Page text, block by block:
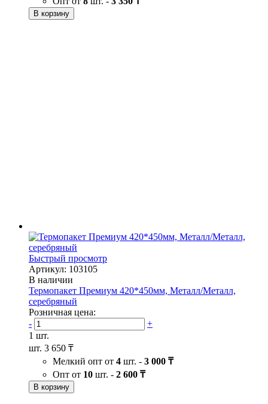
В корзину
Быстрый просмотр
Артикул: 103105
В наличии
Термопакет Премиум 420*450мм, Металл/Металл,
серебряный
Розничная цена:
-
+
1 шт.
шт. 3 650 ₸
Мелкий опт от 4 шт. - 3 000 ₸
Опт от 10 шт. - 2 600 ₸
В корзину